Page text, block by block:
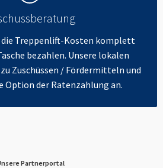
die Treppenlift-Kosten komplett
bezahlen. Unsere lokalen
Zuschüssen / Fördermitteln und
Option der Ratenzahlung an.
Partnerportal